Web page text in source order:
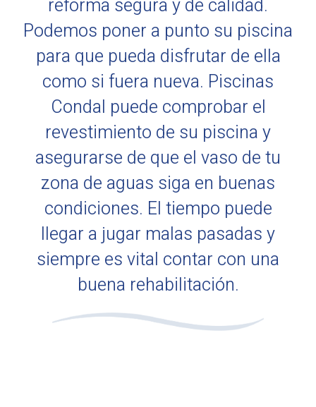
reforma segura y de calidad.
Podemos poner a punto su piscina
para que pueda disfrutar de ella
como si fuera nueva. Piscinas
Condal puede comprobar el
revestimiento de su piscina y
asegurarse de que el vaso de tu
zona de aguas siga en buenas
condiciones. El tiempo puede
llegar a jugar malas pasadas y
siempre es vital contar con una
buena rehabilitación.